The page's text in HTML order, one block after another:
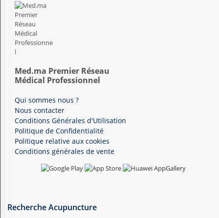
Med.ma Premier Réseau
Médical Professionnel
Qui sommes nous ?
Nous contacter
Conditions Générales d'Utilisation
Politique de Confidentialité
Politique relative aux cookies
Conditions générales de vente
Recherche Acupuncture